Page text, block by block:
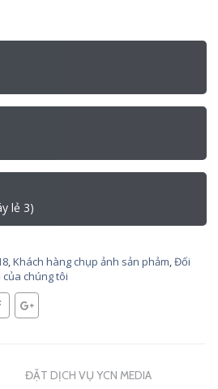
lẻ 3)
,Khách hàng chụp ảnh sản phảm,Đối
của chúng tôi
ĐẶT DỊCH VỤ YCN MEDIA